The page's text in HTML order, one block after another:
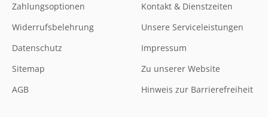
Zahlungsoptionen
Widerrufsbelehrung
Datenschutz
Sitemap
AGB
Kontakt & Dienstzeiten
Unsere Serviceleistungen
Impressum
Zu unserer Website
Hinweis zur Barrierefreiheit